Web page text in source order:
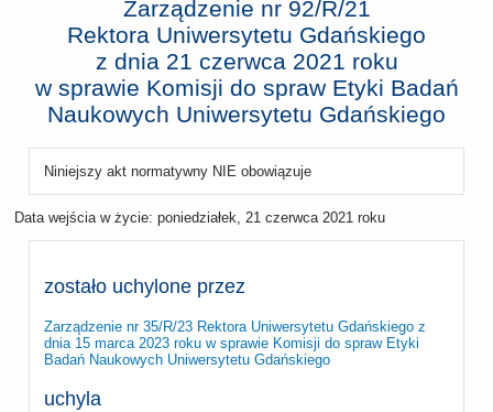
Zarządzenie nr 92/R/21
Rektora Uniwersytetu Gdańskiego
z dnia 21 czerwca 2021 roku
w sprawie Komisji do spraw Etyki Badań
Naukowych Uniwersytetu Gdańskiego
Niniejszy akt normatywny NIE obowiązuje
Data wejścia w życie: poniedziałek, 21 czerwca 2021 roku
zostało uchylone przez
Zarządzenie nr 35/R/23 Rektora Uniwersytetu Gdańskiego z
dnia 15 marca 2023 roku w sprawie Komisji do spraw Etyki
Badań Naukowych Uniwersytetu Gdańskiego
uchyla